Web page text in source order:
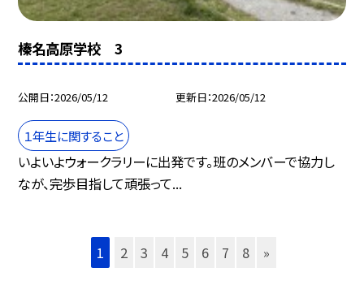
榛名高原学校 3
公開日 2026/05/12 更新日 2026/05/12
１年生に関すること
いよいよウォークラリーに出発です。班のメンバーで協力し
なが、完歩目指して頑張って...
1 2 3 4 5 6 7 8 »